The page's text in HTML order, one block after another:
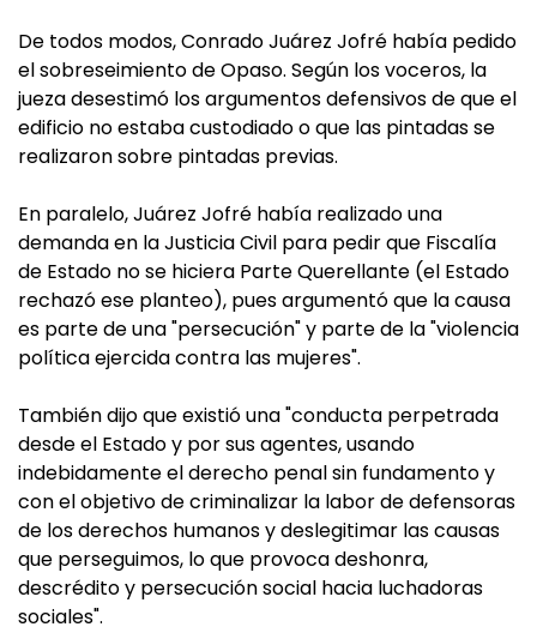
De todos modos, Conrado Juárez Jofré había pedido
el sobreseimiento de Opaso. Según los voceros, la
jueza desestimó los argumentos defensivos de que el
edificio no estaba custodiado o que las pintadas se
realizaron sobre pintadas previas.
En paralelo, Juárez Jofré había realizado una
demanda en la Justicia Civil para pedir que Fiscalía
de Estado no se hiciera Parte Querellante (el Estado
rechazó ese planteo), pues argumentó que la causa
es parte de una "persecución" y parte de la "violencia
política ejercida contra las mujeres".
También dijo que existió una "conducta perpetrada
desde el Estado y por sus agentes, usando
indebidamente el derecho penal sin fundamento y
con el objetivo de criminalizar la labor de defensoras
de los derechos humanos y deslegitimar las causas
que perseguimos, lo que provoca deshonra,
descrédito y persecución social hacia luchadoras
sociales".